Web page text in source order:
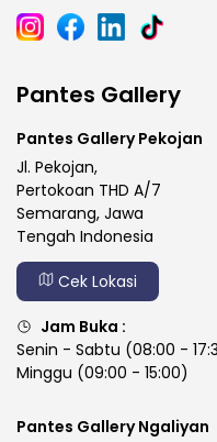
Pantes Gallery
Pantes Gallery Pekojan
Jl. Pekojan,
Pertokoan THD A/7
Semarang, Jawa
Tengah Indonesia
Cek Lokasi
Jam Buka :
Senin - Sabtu (08:00 -
Minggu (09:00 - 15:00)
Pantes Gallery Ngaliyan